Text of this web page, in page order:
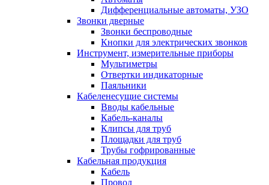
Дифференциальные автоматы, УЗО
Звонки дверные
Звонки беспроводные
Кнопки для электрических звонков
Инструмент, измерительные приборы
Мультиметры
Отвертки индикаторные
Паяльники
Кабеленесущие системы
Вводы кабельные
Кабель-каналы
Клипсы для труб
Площадки для труб
Трубы гофрированные
Кабельная продукция
Кабель
Провод